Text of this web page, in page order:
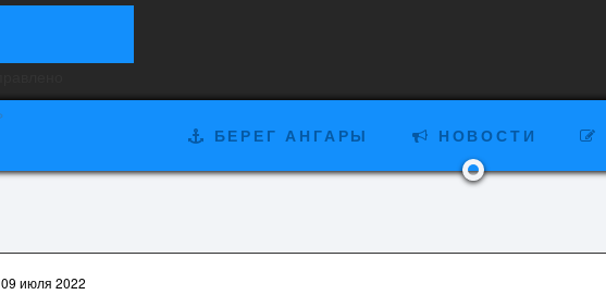
БЕРЕГ АНГАРЫ НОВОСТИ
09 июля 2022